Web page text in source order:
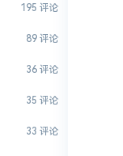
195 评论
89 评论
36 评论
35 评论
33 评论